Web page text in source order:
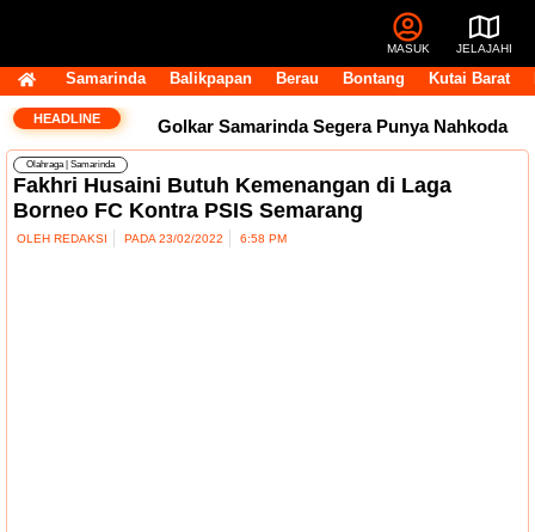
MASUK JELAJAHI
Samarinda Balikpapan Berau Bontang Kutai Barat
HEADLINE Golkar Samarinda Segera Punya Nahkoda
Baru, Andi Satya Bicara Langkah ke Depan
Komentar Pegawai RSUD IA Moeis Tuai
Olahraga| Samarinda
Fakhri Husaini Butuh Kemenangan di Laga
Borneo FC Kontra PSIS Semarang
OLEH REDAKSI PADA 23/02/2022 6:58 PM